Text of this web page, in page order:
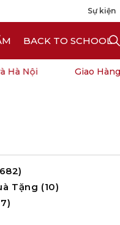
Sự kiện
BACK TO SCHOOL
Giao Hàng
Tặng (10)